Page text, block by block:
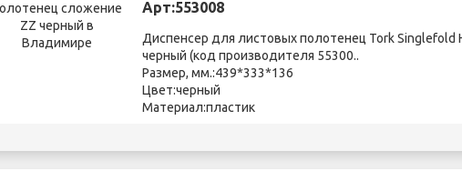
Арт:553008
Диспенсер для листовых полотенец Tork Singlefold
черный (код производителя 55300..
Размер, мм.:439*333*136
Цвет:черный
Материал:пластик